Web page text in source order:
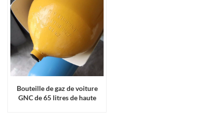
Bouteille de gaz de voiture
GNC de 65 litres de haute